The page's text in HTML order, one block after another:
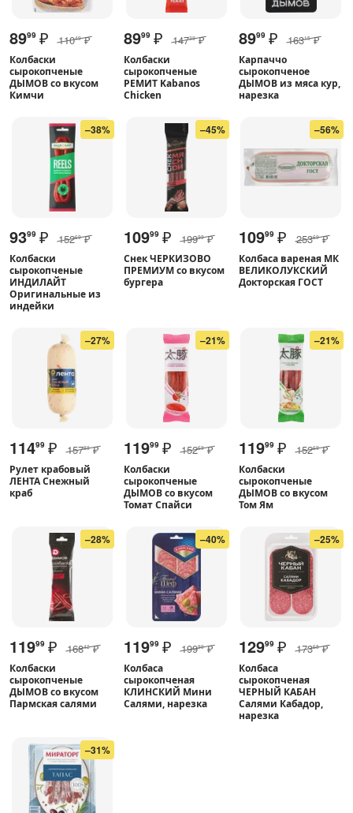
8999 ₽ 11049 ₽
Колбаски
сырокопченые
ДЫМОВ со вкусом
Кимчи
8999 ₽ 14739 ₽
Колбаски
сырокопченые
РЕМИТ Kabanos
Chicken
8999 ₽ 16315 ₽
Карпаччо
сырокопченое
ДЫМОВ из мяса кур,
нарезка
–38%
9399 ₽ 15269 ₽
Колбаски
сырокопченые
ИНДИЛАЙТ
Оригинальные из
индейки
–45%
10999 ₽ 19999 ₽
Снек ЧЕРКИЗОВО
ПРЕМИУМ со вкусом
бургера
–56%
10999 ₽ 25369 ₽
Колбаса вареная МК
ВЕЛИКОЛУКСКИЙ
Докторская ГОСТ
–27%
11499 ₽ 15789 ₽
Рулет крабовый
ЛЕНТА Снежный
краб
–21%
11999 ₽ 15269 ₽
Колбаски
сырокопченые
ДЫМОВ со вкусом
Томат Спайси
–21%
11999 ₽ 15269 ₽
Колбаски
сырокопченые
ДЫМОВ со вкусом
Том Ям
–28%
11999 ₽ 16842 ₽
Колбаски
сырокопченые
ДЫМОВ со вкусом
Пармская салями
–40%
11999 ₽ 19999 ₽
Колбаса
сырокопченая
КЛИНСКИЙ Мини
Салями, нарезка
–25%
12999 ₽ 17368 ₽
Колбаса
сырокопченая
ЧЕРНЫЙ КАБАН
Салями Кабадор,
нарезка
–31%